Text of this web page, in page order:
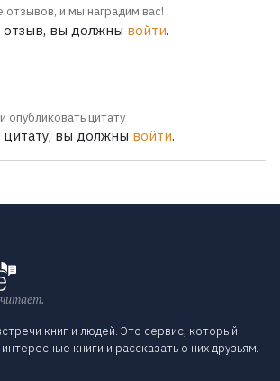
и мы наградим вас!
вы должны войти.
цитату
вы должны войти.
книг и людей. Это сервис, который
книги и рассказать о них друзьям.